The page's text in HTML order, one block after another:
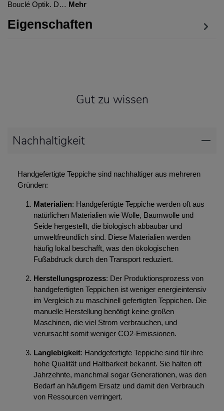
Bouclé Optik. D… Mehr
Eigenschaften
Gut zu wissen
Nachhaltigkeit
Handgefertigte Teppiche sind nachhaltiger aus mehreren
Gründen:
Materialien: Handgefertigte Teppiche werden oft aus
natürlichen Materialien wie Wolle, Baumwolle und
Seide hergestellt, die biologisch abbaubar und
umweltfreundlich sind. Diese Materialien werden
häufig lokal beschafft, was den ökologischen
Fußabdruck durch den Transport reduziert.
Herstellungsprozess: Der Produktionsprozess von
handgefertigten Teppichen ist weniger energieintensiv
im Vergleich zu maschinell gefertigten Teppichen. Die
manuelle Herstellung benötigt keine großen
Maschinen, die viel Strom verbrauchen, und
verursacht somit weniger CO2-Emissionen.
Langlebigkeit: Handgefertigte Teppiche sind für ihre
hohe Qualität und Haltbarkeit bekannt. Sie halten oft
Jahrzehnte, manchmal sogar Generationen, was den
Bedarf an häufigem Ersatz und damit den Verbrauch
von Ressourcen verringert.